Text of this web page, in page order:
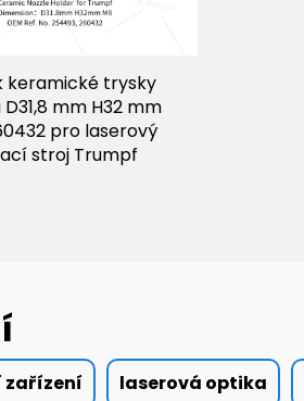
keramické trysky
mm H32 mm
pro laserový
stroj Trumpf
zařízení laserová optika